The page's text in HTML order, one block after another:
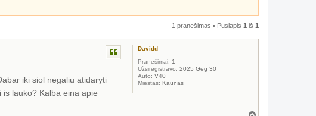
1 pranešimas • Puslapis 1 iš 1
Davidd
Pranešimai: 1
Užsiregistravo: 2025 Geg 30
Auto: V40
Miestas: Kaunas
iki siol negaliu atidaryti
lauko? Kalba eina apie